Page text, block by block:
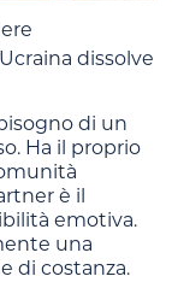
dissolve
di un
Ha il proprio
è il
emotiva.
una
di costanza.